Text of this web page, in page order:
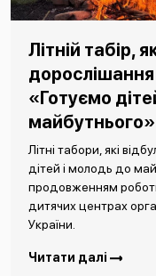
Літній табір,
«Готуємо
майбутнього»
Літні табори, які
дітей і молодь до
продовженням
дитячих центрах
України.
Читати далі